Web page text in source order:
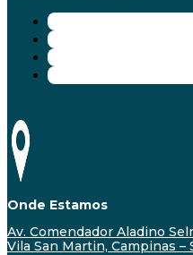
Onde Estamos
Av. Comendador Aladino
Vila San Martin, Campinas –